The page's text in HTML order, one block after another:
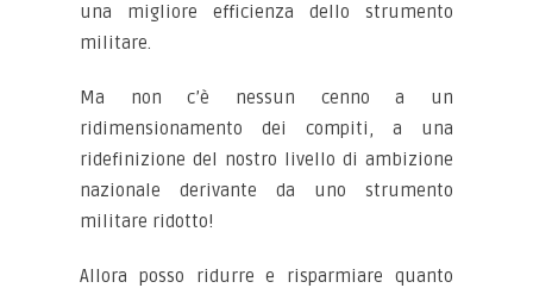
una migliore efficienza dello strumento
militare.
Ma non c’è nessun cenno a un
ridimensionamento dei compiti, a una
ridefinizione del nostro livello di ambizione
nazionale derivante da uno strumento
militare ridotto!
Allora posso ridurre e risparmiare quanto